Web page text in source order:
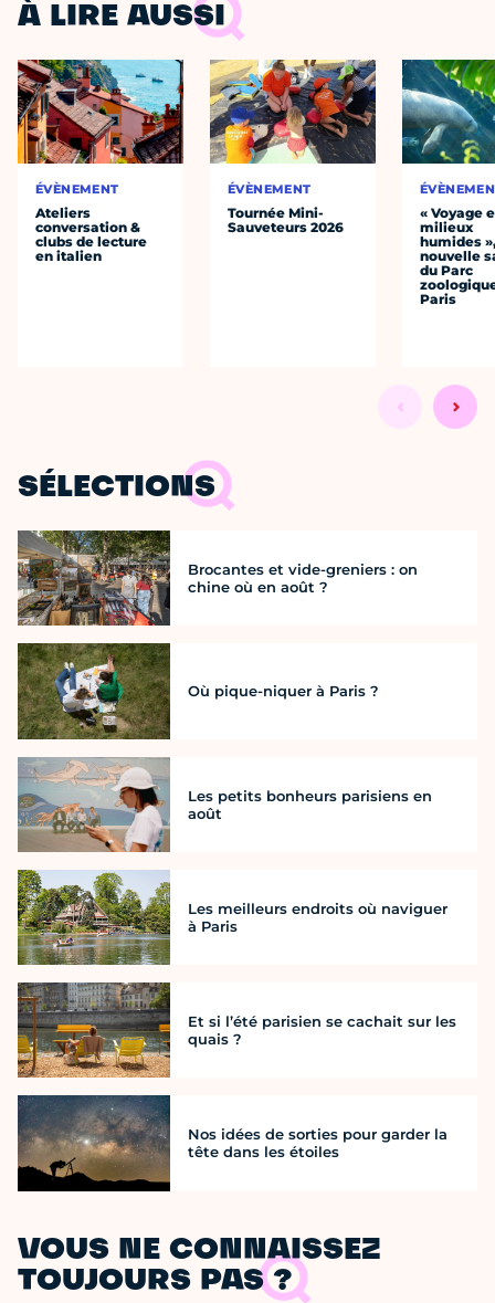
À LIRE AUSSI
ÉVÈNEMENT
Ateliers
conversation &
clubs de lecture
en italien
ÉVÈNEMENT
Tournée Mini-
Sauveteurs 2026
« Voyage
milieux
humides
nouvelle
du Parc
Paris
SÉLECTIONS
Brocantes et vide-greniers : on
chine où en août ?
Où pique-niquer à Paris ?
Les petits bonheurs parisiens en
août
Les meilleurs endroits où naviguer
à Paris
Et si l’été parisien se cachait sur les
quais ?
Nos idées de sorties pour garder la
tête dans les étoiles
VOUS NE CONNAISSEZ
TOUJOURS PAS ?